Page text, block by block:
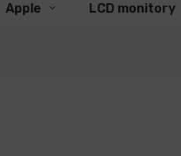
Apple LCD monitory